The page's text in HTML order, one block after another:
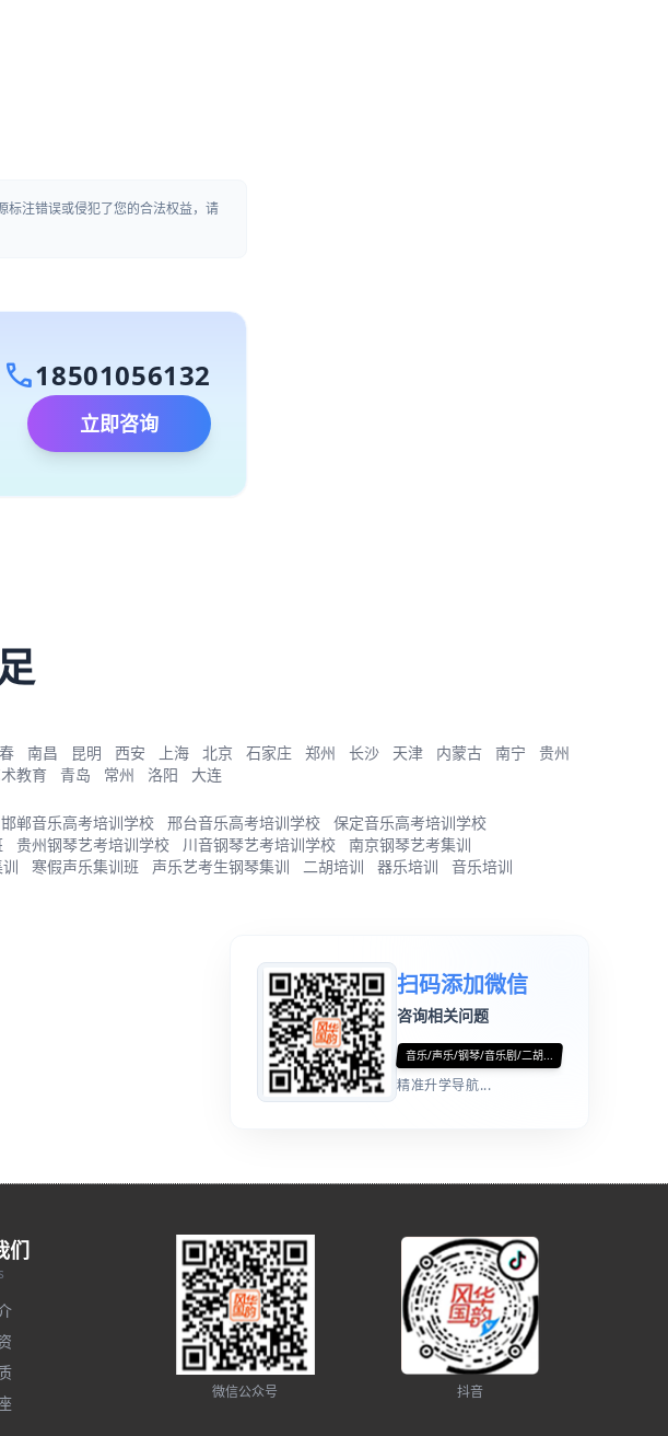
标注错误或侵犯了您的合法权益，请
call18501056132
立即咨询
南昌 昆明 西安 上海 北京 石家庄 郑州 长沙 天津 内蒙古 南宁
贵州
教育 青岛 常州 洛阳 大连
邯郸音乐高考培训学校 邢台音乐高考培训学校
保定音乐高考培训学校
贵州钢琴艺考培训学校 川音钢琴艺考培训学校
南京钢琴艺考集训
寒假声乐集训班 声乐艺考生钢琴集训 二胡培训 器乐培训
音乐培训
扫码添加微信
咨询相关问题
音乐/声乐/钢琴/音乐剧/二胡...
精准升学导航...
们
微信公众号 抖音